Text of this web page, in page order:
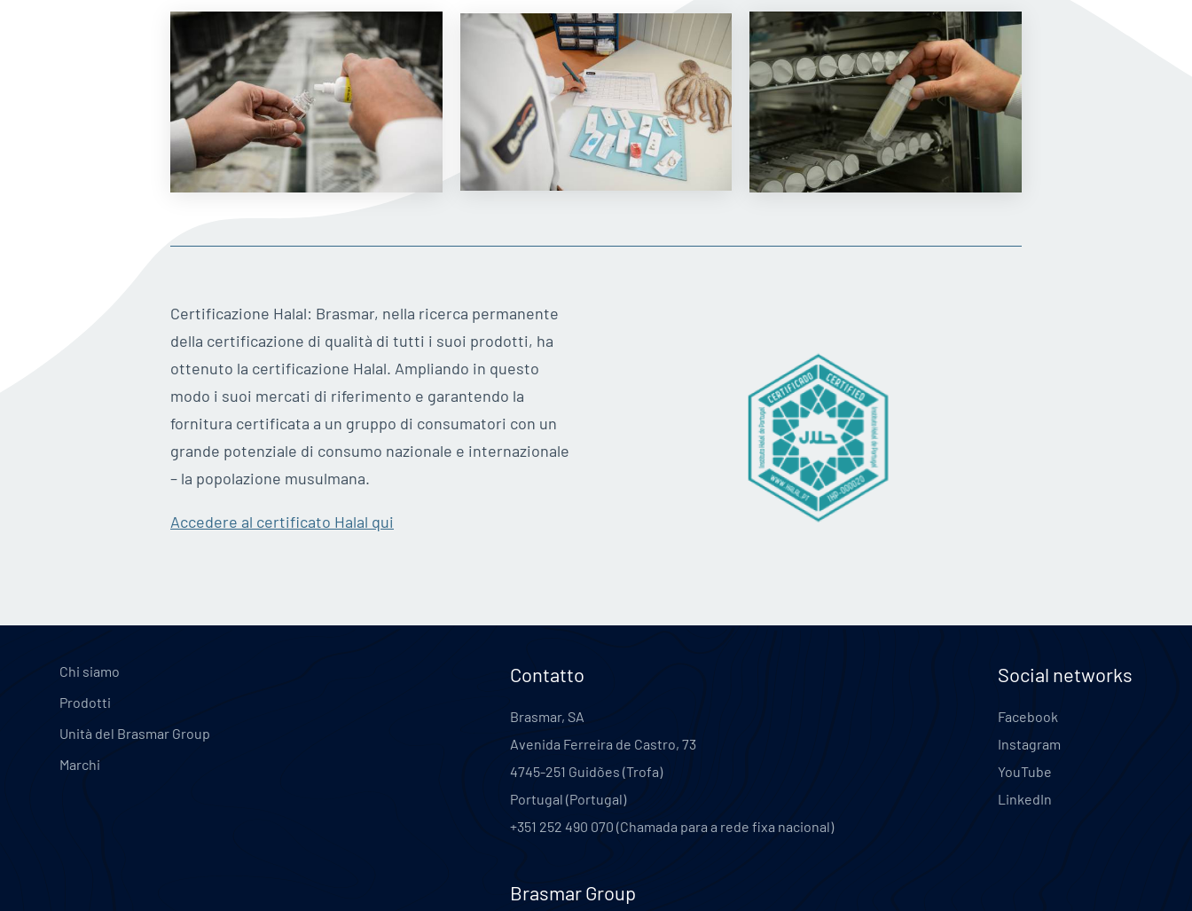
Certificazione Halal: Brasmar, nella ricerca permanente
della certificazione di qualità di tutti i suoi prodotti, ha
ottenuto la certificazione Halal. Ampliando in questo
modo i suoi mercati di riferimento e garantendo la
fornitura certificata a un gruppo di consumatori con un
grande potenziale di consumo nazionale e internazionale
– la popolazione musulmana.
Accedere al certificato Halal qui
Chi siamo
Prodotti
Unità del Brasmar Group
Marchi
Contatto
Brasmar, SA
Avenida Ferreira de Castro, 73
4745-251 Guidões (Trofa)
Portugal (Portugal)
+351 252 490 070 (Chamada para a rede fixa nacional)
Social networks
Facebook
Instagram
YouTube
LinkedIn
Brasmar Group